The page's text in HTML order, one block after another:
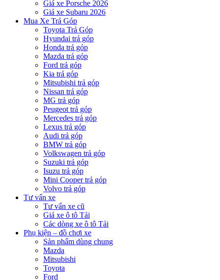
Giá xe Porsche 2026
Giá xe Subaru 2026
Mua Xe Trả Góp
Toyota Trả Góp
Hyundai trả góp
Honda trả góp
Mazda trả góp
Ford trả góp
Kia trả góp
Mitsubishi trả góp
Nissan trả góp
MG trả góp
Peugeot trả góp
Mercedes trả góp
Lexus trả góp
Audi trả góp
BMW trả góp
Volkswagen trả góp
Suzuki trả góp
Isuzu trả góp
Mini Cooper trả góp
Volvo trả góp
Tư vấn xe
Tư vấn xe cũ
Giá xe ô tô Tải
Các dòng xe ô tô Tải
Phụ kiện – đồ chơi xe
Sản phẩm dùng chung
Mazda
Mitsubishi
Toyota
Ford